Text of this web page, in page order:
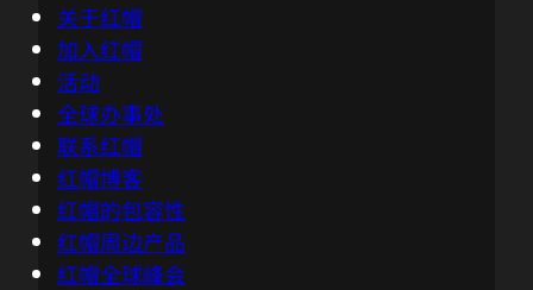
关于红帽
加入红帽
活动
全球办事处
联系红帽
红帽博客
红帽的包容性
红帽周边产品
红帽全球峰会